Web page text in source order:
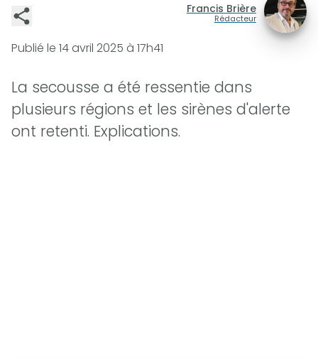
Francis Brière
Rédacteur
Publié le 14 avril 2025 à 17h41
La secousse a été ressentie dans
plusieurs régions et les sirènes d'alerte
ont retenti. Explications.